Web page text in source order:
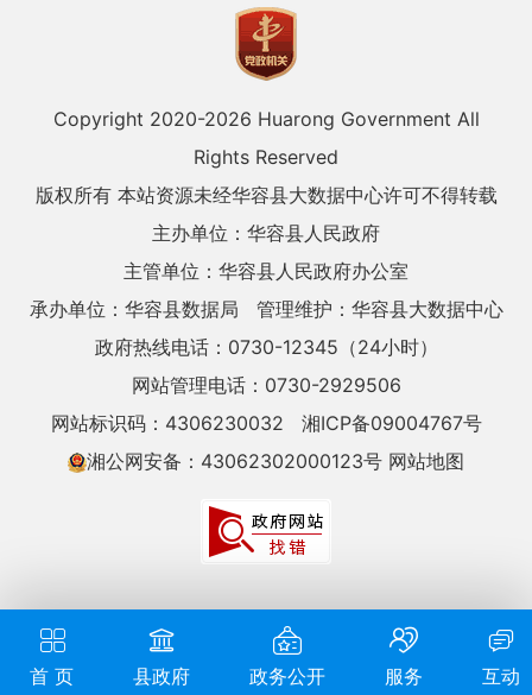
首 页 县政府 政务公开 服务 互动
Copyright 2020-2026 Huarong Government All
Rights Reserved
版权所有 本站资源未经华容县大数据中心许可不得转载
主办单位：华容县人民政府
主管单位：华容县人民政府办公室
承办单位：华容县数据局
管理维护：华容县大数据中心
政府热线电话：0730-12345（24小时）
网站管理电话：0730-2929506
网站标识码：4306230032
湘ICP备09004767号
湘公网安备：43062302000123号 网站地图